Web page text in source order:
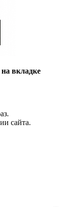
на вкладке
сайта.